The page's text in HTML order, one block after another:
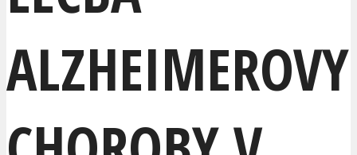
ALZHEIMEROVY